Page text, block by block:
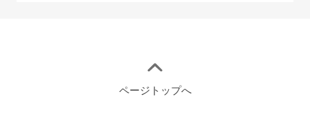
が対象となります。本特典に限り、過去のイベント
参加の有無に関わらず、条件を満たしたすべてのお
ページトップへ